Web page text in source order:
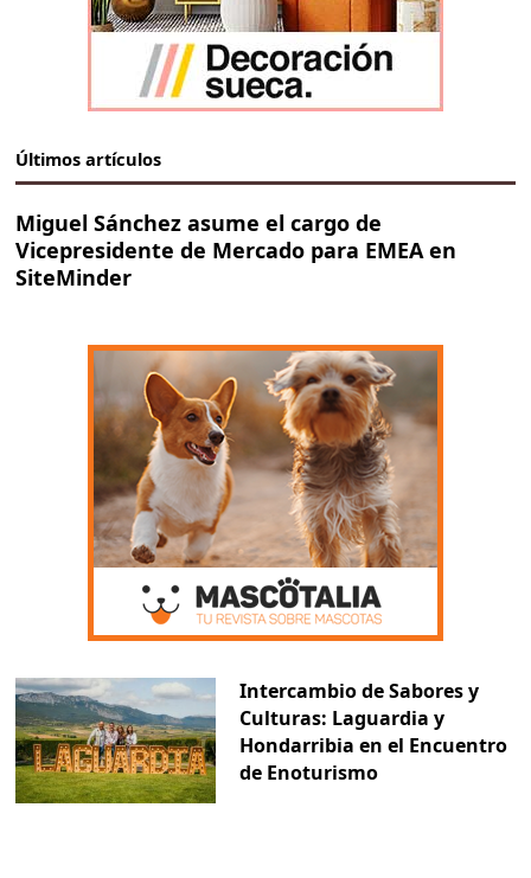
Últimos artículos
Miguel Sánchez asume el cargo de
Vicepresidente de Mercado para EMEA en
SiteMinder
Intercambio de Sabores y
Culturas: Laguardia y
Hondarribia en el Encuentro
de Enoturismo